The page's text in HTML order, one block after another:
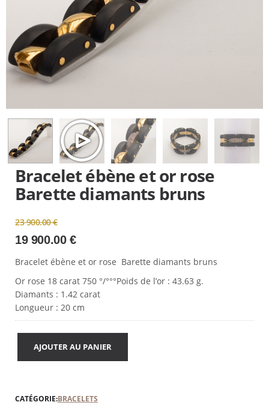
Bracelet ébène et or rose
Barette diamants bruns
23 900.00€Le
prix
initial
était :
900.00 €.
19 900.00 €
prix
actuel
est :
19
900.00 €.
Bracelet ébène et or rose Barette diamants bruns
Or rose 18 carat 750 °/°°°Poids de l’or : 43.63 g.
Diamants : 1.42 carat
Longueur : 20 cm
AJOUTER AU PANIER
CATÉGORIE:BRACELETS